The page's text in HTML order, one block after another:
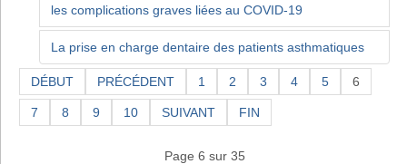
les complications graves liées au COVID-19
La prise en charge dentaire des patients asthmatiques
DÉBUT PRÉCÉDENT 1 2 3 4 5 6
7 8 9 10 SUIVANT FIN
Page 6 sur 35